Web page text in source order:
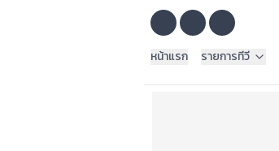
หน้าแรก
รายการทีวี